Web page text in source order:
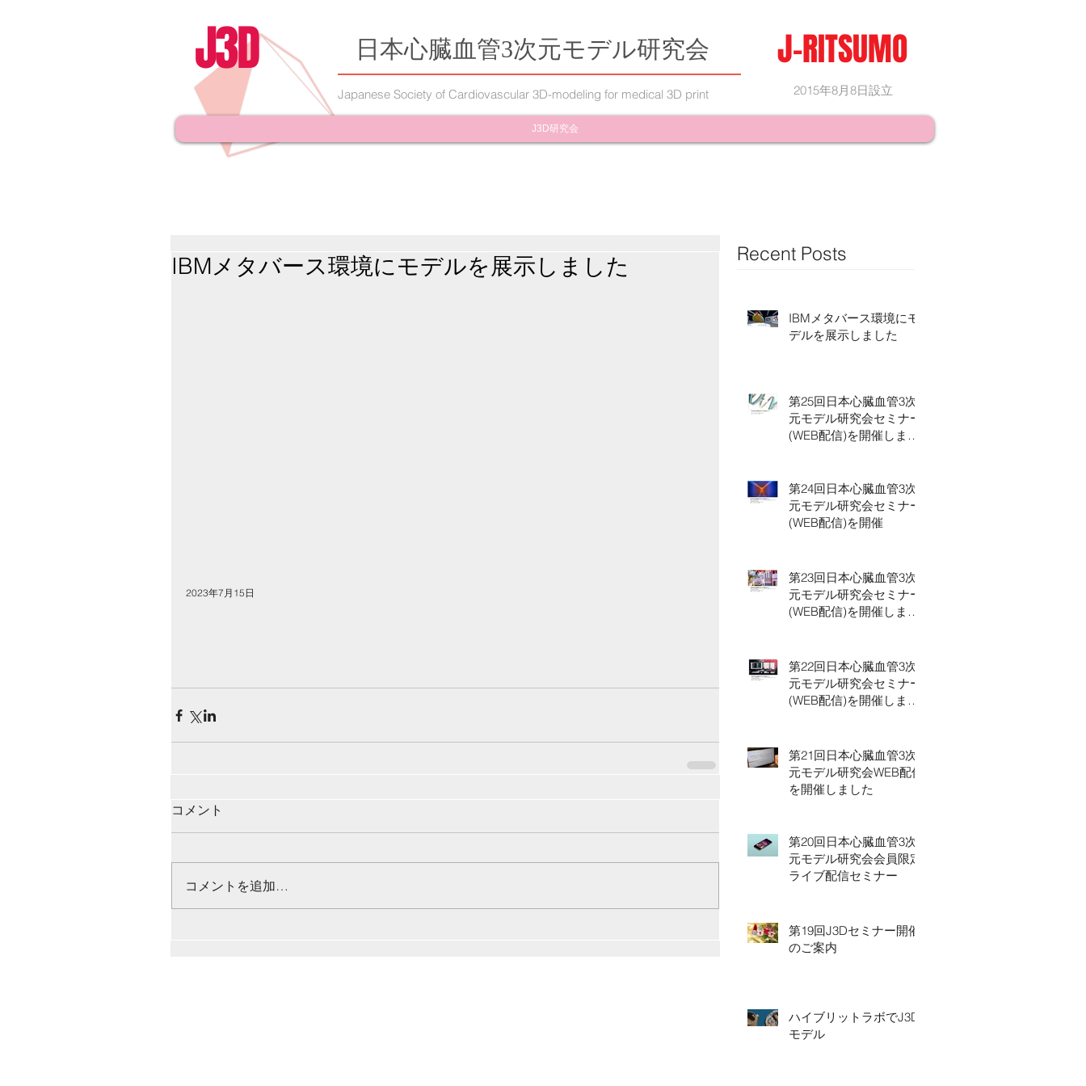
J3D 日本心臓血管3次元モデル研究会 J-RITSUMO
Japanese Society of Cardiovascular 3D-modeling for medical 3D print 2015年8月8日設立
J3D研究会
IBMメタバース環境にモデルを展示しました
2023年7月15日
コメント
コメントを追加…
Recent Posts
IBMメタバース環境にモ
デルを展示しました
第25回日本心臓血管3次
元モデル研究会セミナー
(WEB配信)を開催しまし
第24回日本心臓血管3次
元モデル研究会セミナー
(WEB配信)を開催
第23回日本心臓血管3次
元モデル研究会セミナー
(WEB配信)を開催しまし
第22回日本心臓血管3次
元モデル研究会セミナー
(WEB配信)を開催しまし
第21回日本心臓血管3次
元モデル研究会WEB配信
を開催しました
第20回日本心臓血管3次
元モデル研究会会員限定
ライブ配信セミナー
第19回J3Dセミナー開催
のご案内
ハイブリットラボでJ3D
モデル